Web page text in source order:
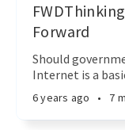
Forward
Should
Internet is a
6 years ago • 7